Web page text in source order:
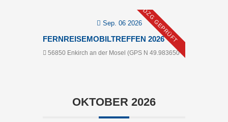
Sep. 06 2026DZG GEPRÜFT
FERNREISEMOBILTREFFEN 2026
56850 Enkirch an der Mosel (GPS N 49.983650
OKTOBER 2026